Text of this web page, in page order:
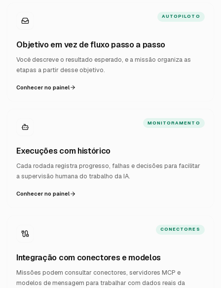
AUTOPILOTO
Objetivo em vez de fluxo passo a passo
Você descreve o resultado esperado, e a missão organiza as
etapas a partir desse objetivo.
Conhecer no painel
MONITORAMENTO
Execuções com histórico
Cada rodada registra progresso, falhas e decisões para facilitar
a supervisão humana do trabalho da IA.
Conhecer no painel
CONECTORES
Integração com conectores e modelos
Missões podem consultar conectores, servidores MCP e
modelos de mensagem para trabalhar com dados reais da